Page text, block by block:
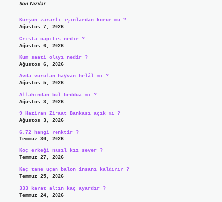
Son Yazılar
Kurşun zararlı ışınlardan korur mu ?
Ağustos 7, 2026
Crista capitis nedir ?
Ağustos 6, 2026
Kum saati olayı nedir ?
Ağustos 6, 2026
Avda vurulan hayvan helâl mi ?
Ağustos 5, 2026
Allahından bul beddua mı ?
Ağustos 3, 2026
9 Haziran Ziraat Bankası açık mı ?
Ağustos 3, 2026
6.72 hangi renktir ?
Temmuz 30, 2026
Koç erkeği nasıl kız sever ?
Temmuz 27, 2026
Kaç tane uçan balon insanı kaldırır ?
Temmuz 25, 2026
333 karat altın kaç ayardır ?
Temmuz 24, 2026